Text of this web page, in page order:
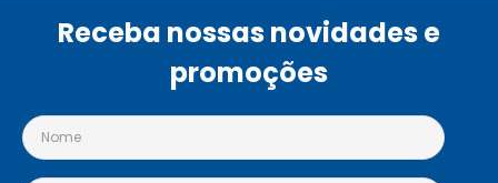
Receba nossas novidades e
promoções